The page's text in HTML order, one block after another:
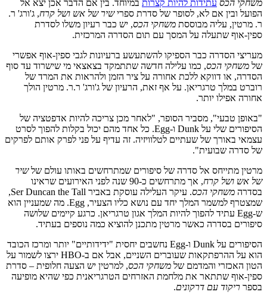
משחקי הכס עתידות להיות קצרות במיוחד. בין אם הדבר אכן יצא אל
הפועל ובין אם לא, לסופר של סדרת ספרישיר של אש ושל קרח, ג'ורג' ר.
ר. מרטין, עליה מבוססת משחקי הכס, יש כבר רעיון משלו לסדרת
ספין-אוף שתעלה על המסך עם תום הסדרה המרכזית.
מעריצי הסדרה כבר הספיקו להשתעשע ברעיונות לגבי ספין-אוף אפשרי
של משחקי הכס, כמו עלילה חדשה שתתמקד בצאצאי מי שישרוד עד סוף
הסדרה, או דווקא ללכת אחורה על ציר הזמן ולהראות את המרד של
רוברט במלך טרגריאן. על אף זאת, הרעיון של ג'ורג' ר.ר. מרטין הולך
אחורה אפילו יותר.
"באופן טבעי", מסביר הסופר, "לאחר מכן צריכה להיות אדפטציה של
הסיפורים שלי על Dunk ו-Egg. כל אחד מהם יכול בקלות להפוך לסרט
עצמאי באורך של שעתיים לטלוויזיה. זה עדיף על פני לפרק אותם לפרקים
של סדרה שבועית".
מרטין מתייחס אל סדרה של סיפורים שמתרחשים באותו עולם שלשיר
של אש ושל קרח
, אך מתרחשים כ-90 שנה לפני האירועים שראינו
בסדרה משחקי הכס
. עיקר העלילה עוסקת באביר Ser Duncan the Tall,
שמצטרף למשמר המלך יחד עם נושא כליו הצעיר, Egg. מה שמעניין הוא
ש-Egg עתיד להפוך להיות המלך אגון טרגריאן. כרגע קיימים שלושה
סיפורים בסדרה כאשר מרטין מתכנן להוציא כמה נוספים בעתיד.
הסיפורים על Dunk ו-Egg נחשבים יחסית "ידידותיים" יותר ומרכז הכובד
הוא על ההרפתקאות שעוברים השניים, אבל אם ב-HBO ירצו לשמור על
הטון האכזרי והמדמם של משחקי הכס, למרטין יש הצעה חלופית – סדרת
ספין-אוף שתתאר את מלחמת האזרחים הטרגריאנית כפי שהיא מופיעה
בספר ריקוד עם דרקונים.